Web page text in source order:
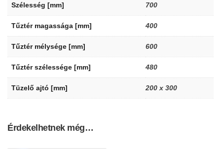
Szélesség [mm] 700
Tűztér magassága [mm] 400
Tűztér mélysége [mm] 600
Tűztér szélessége [mm] 480
Tüzelő ajtó [mm] 200 x 300
Érdekelhetnek még…